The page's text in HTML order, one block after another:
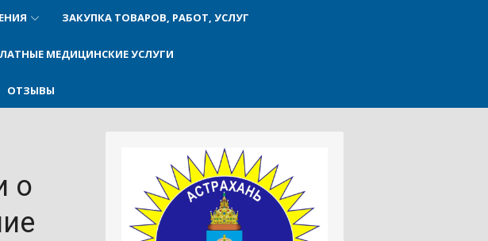
ЗАКУПКА ТОВАРОВ, РАБОТ, УСЛУГ
МЕДИЦИНСКИЕ УСЛУГИ
ОТЗЫВЫ
о